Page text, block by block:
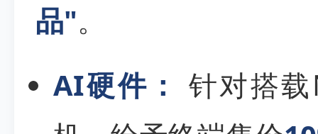
品"。
AI硬件： 针对搭